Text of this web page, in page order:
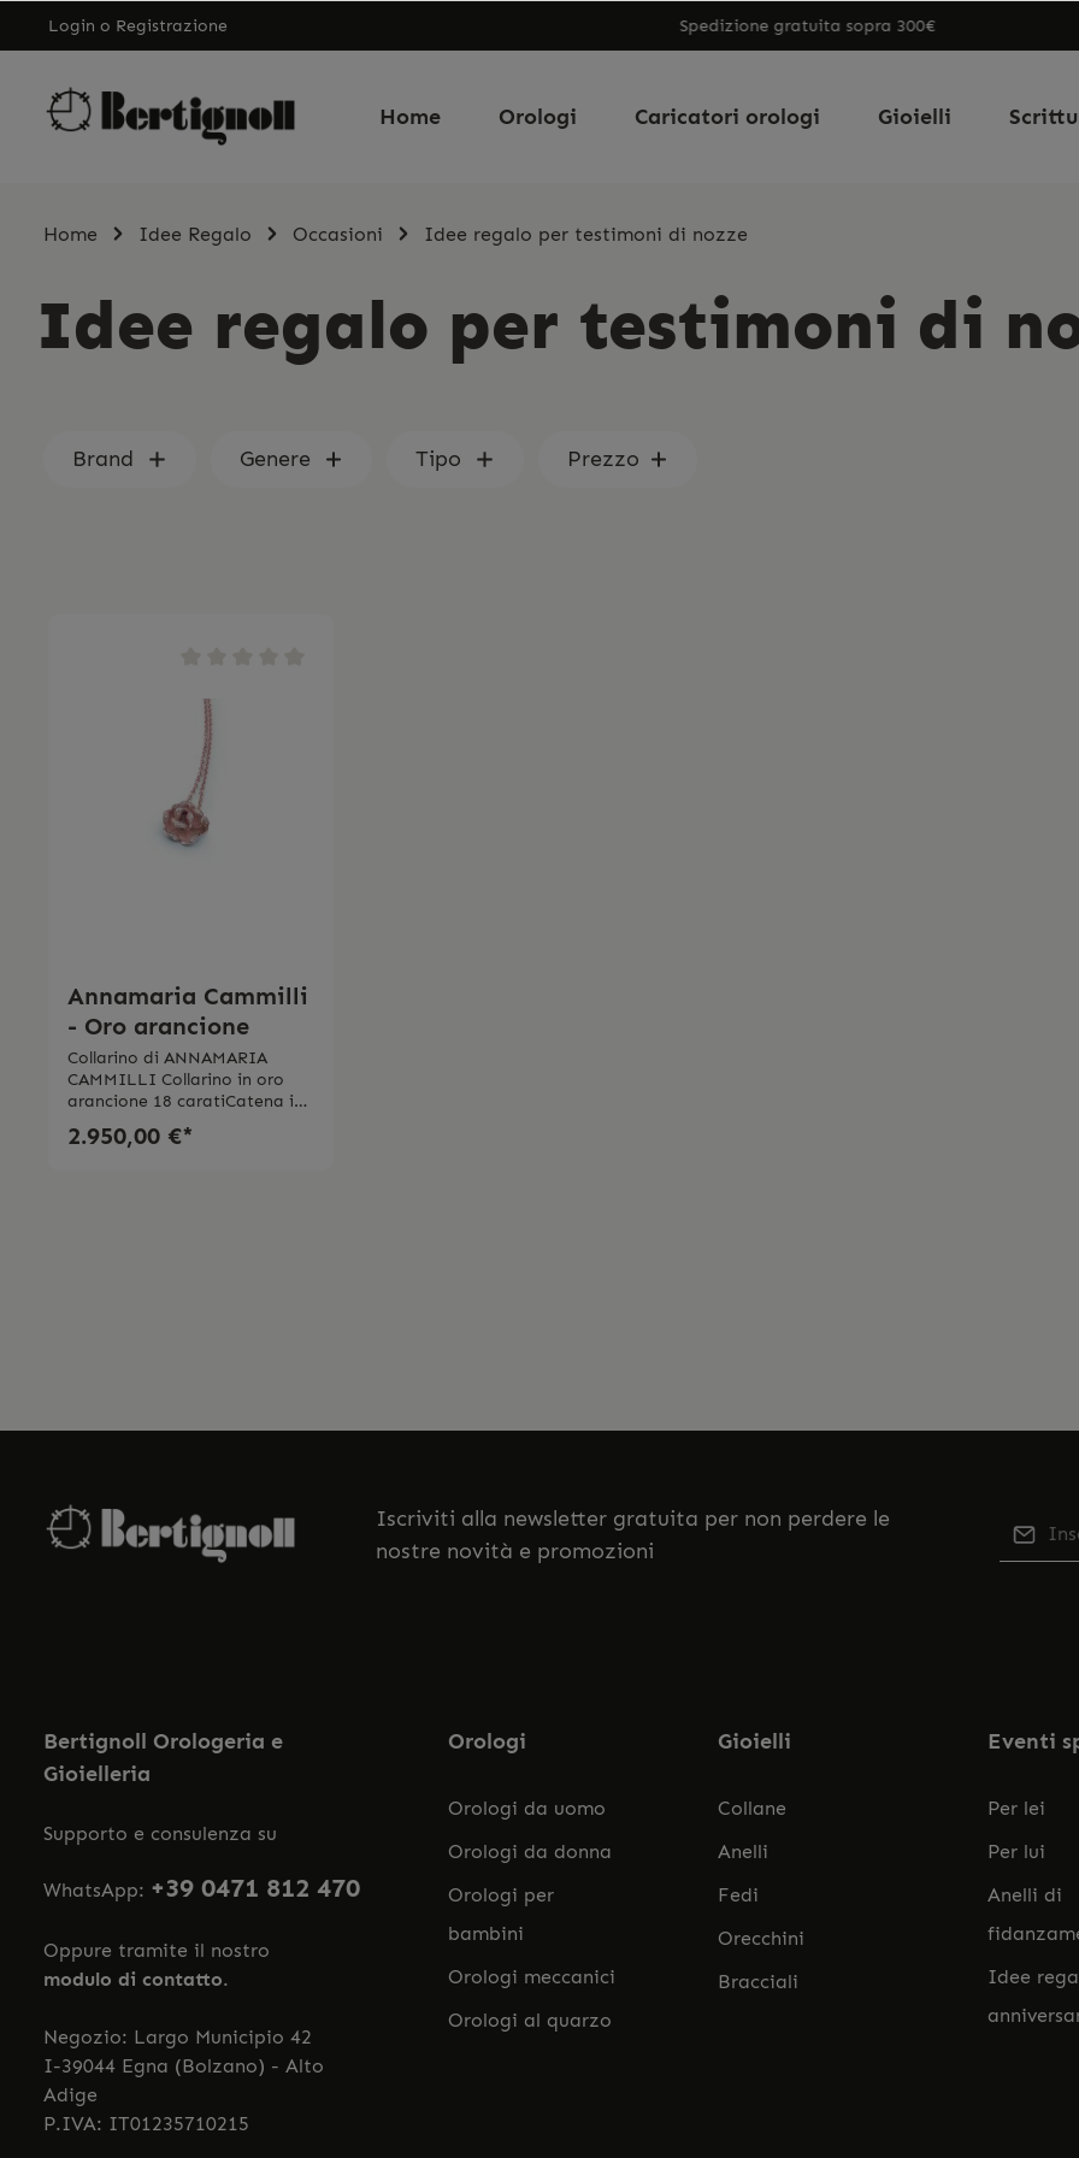
Login o Registrazione Spedizione gratuita sopra 300€
Home Orologi Caricatori orologi Gioielli
Home Idee Regalo Occasioni Idee regalo per testimoni di nozze
Idee regalo per testimoni di
Brand Genere Tipo Prezzo
Annamaria Cammilli
- Oro arancione
Collarino di ANNAMARIA
CAMMILLI Collarino in oro
arancione 18 caratiCatena in
oro biancoBrillanti 0,13
ctMade in Italy Il prodotto
2.950,00 €*
Iscriviti alla newsletter gratuita per non perdere le
nostre novità e promozioni
Bertignoll Orologeria e
Gioielleria
Supporto e consulenza su
WhatsApp: +39 0471 812 470
Oppure tramite il nostro
modulo di contatto.
Negozio: Largo Municipio 42
I-39044 Egna (Bolzano) - Alto
Adige
P.IVA: IT01235710215
Orologi
Orologi da uomo
Orologi da donna
Orologi per
bambini
Orologi meccanici
Orologi al quarzo
Gioielli
Collane
Anelli
Fedi
Orecchini
Bracciali
Eventi
Per lei
Per lui
Anelli di
Idee